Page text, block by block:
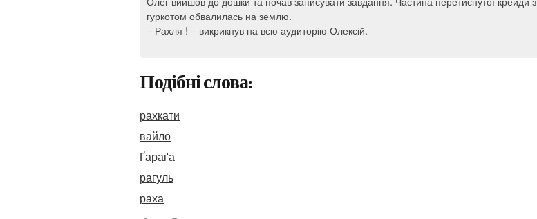
гуркотом обвалилась на землю.
– Рахля ! – викрикнув на всю аудиторію Олексій.
Подібні слова:
рахкати
вайло
Ґараґа
рагуль
раха